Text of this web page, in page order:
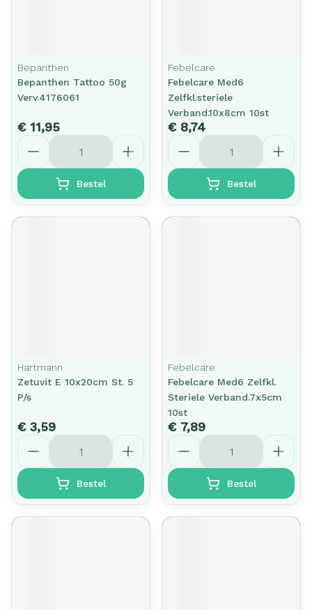
Bepanthen
Bepanthen Tattoo 50g
Verv.4176061
€ 11,95
Aantal
Bestel
Febelcare
Febelcare Med6
Zelfkl.steriele
Verband.10x8cm 10st
€ 8,74
Aantal
Bestel
Hartmann
Zetuvit E 10x20cm St. 5
P/s
€ 3,59
Aantal
Bestel
Febelcare
Febelcare Med6 Zelfkl.
Steriele Verband.7x5cm
10st
€ 7,89
Aantal
Bestel